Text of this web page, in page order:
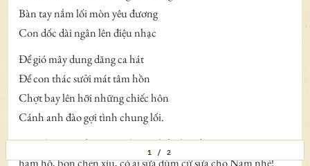
Bàn tay nắm lối mòn yêu đương
Con dốc dài ngân lên điệu nhạc
Để gió mây dung dăng ca hát
Để con thác sưởi mát tâm hồn
Chợt bay lên hỡi những chiếc hôn
Cánh anh đào gợi tình chung lối.
Dân chuyên viết truyện nhưng thấy thơ nồng nàn quá nên
ham hố, bon chen xíu, có ai sửa dùm cứ sửa cho Nam nhé!
1 / 2